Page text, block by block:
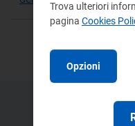
Trova ulteriori
pagina Cookies
Opzioni